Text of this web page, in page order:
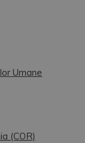
Umane
(COR)